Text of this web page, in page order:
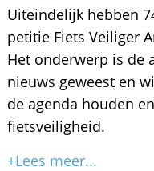
Uiteindelijk hebben
petitie Fiets Veiliger
Het onderwerp is de
nieuws geweest en
de agenda houden
fietsveiligheid.
+Lees meer...